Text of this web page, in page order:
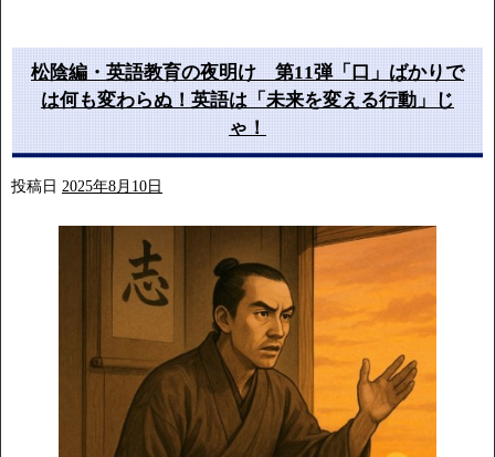
松陰編・英語教育の夜明け 第11弾「口」ばかりで
は何も変わらぬ！英語は「未来を変える行動」じ
ゃ！
投稿日 2025年8月10日